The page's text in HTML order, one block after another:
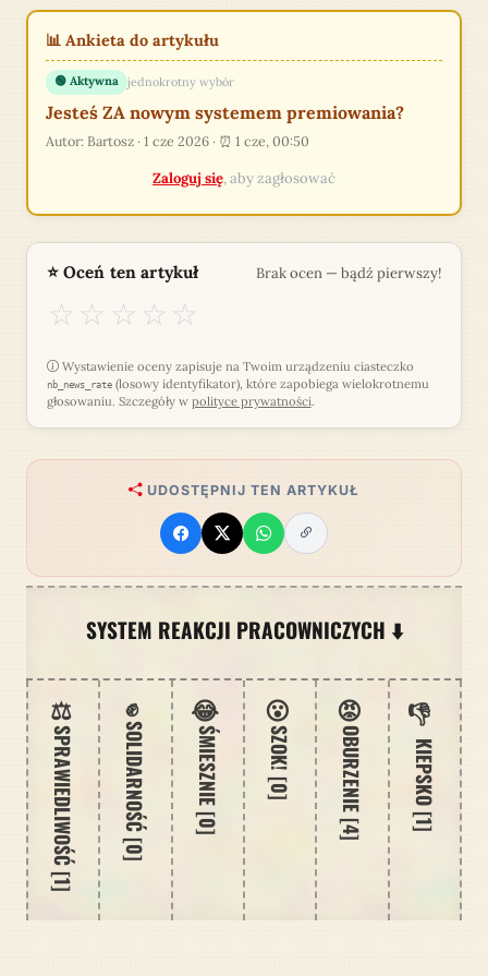
📊 Ankieta do artykułu
🟢 Aktywna jednokrotny wybór
Jesteś ZA nowym systemem premiowania?
Autor: Bartosz ·1 cze 2026 · ⏰ 1 cze, 00:50
Zaloguj się, aby zagłosować
⭐ Oceń ten artykuł Brak ocen — bądź pierwszy!
☆ ☆ ☆ ☆ ☆
Wystawienie oceny zapisuje na Twoim urządzeniu ciasteczko
nb_news_rate(losowy identyfikator), które zapobiega wielokrotnemu
głosowaniu. Szczegóły w polityce prywatności
UDOSTĘPNIJ TEN ARTYKUŁ
SYSTEM REAKCJI PRACOWNICZYCH ⬇️
⚖️
SPRAWIEDLIWOŚĆ [1]
✊
SOLIDARNOŚĆ [0]
😂
ŚMIESZNIE [0]
😮
SZOK! [0]
😡
OBURZENIE [4]
👎
KIEPSKO [1]